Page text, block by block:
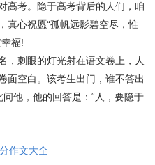
高考。隐于高考背后的人们，咱
真心祝愿“孤帆远影碧空尽，惟
福!
刺眼的灯光射在语文卷上，人
面空白。该考生出门，谁不答出
他，他的回答是：“人，要隐于
作文大全